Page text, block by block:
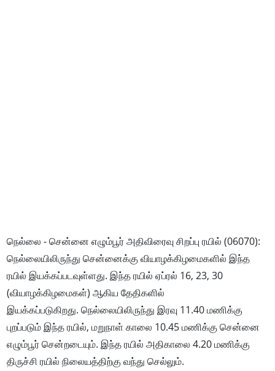
நெல்லை - சென்னை எழும்பூர் அதிவிரைவு சிறப்பு ரயில் (06070):
நெல்லையிலிருந்து சென்னைக்கு வியாழக்கிழமைகளில் இந்த
ரயில் இயக்கப்படவுள்ளது. இந்த ரயில்ஏப்ரல் 16, 23, 30
(வியாழக்கிழமைகள்) ஆகிய தேதிகளில்
இயக்கப்படுகிறது.நெல்லையிலிருந்து இரவு 11.40 மணிக்கு
புறப்படும் இந்த ரயில், மறுநாள் காலை 10.45 மணிக்கு சென்னை
எழும்பூர் சென்றடையும்.இந்த ரயில் அதிகாலை 4.20 மணிக்கு
திருச்சி ரயில் நிலையத்திற்கு வந்து செல்லும்.